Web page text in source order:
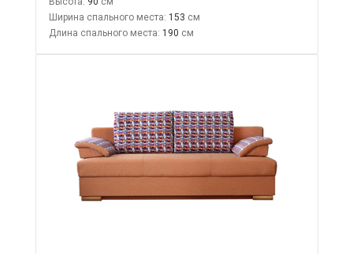
Ширина спального места: 153
Длина спального места: 190